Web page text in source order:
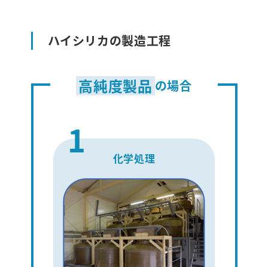
ハイシリカの製造工程
高純度製品 の場合
1 化学処理